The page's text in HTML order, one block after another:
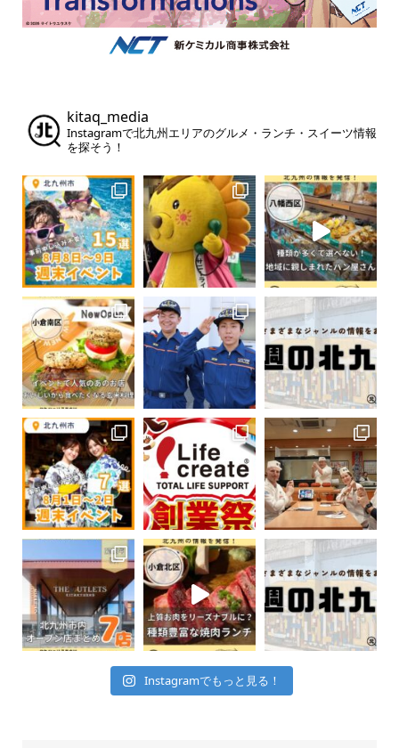
kitaq_media
Instagramで北九州エリアのグルメ・ランチ・スイーツ情報
を探そう！
Instagramでもっと見る！